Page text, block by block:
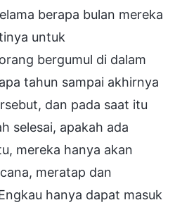
berapa bulan mereka
untuk
bergumul di dalam
tahun sampai akhirnya
dan pada saat itu
selesai, apakah ada
mereka hanya akan
meratap dan
hanya dapat masuk